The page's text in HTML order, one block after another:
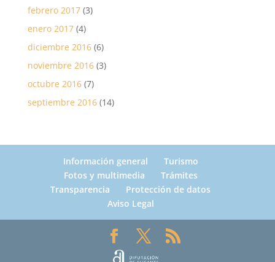
febrero 2017(3)
enero 2017(4)
diciembre 2016(6)
noviembre 2016(3)
octubre 2016(7)
septiembre 2016(14)
Información general
Turismo
Fotos y multimedia
Trámites
Transparencia
Protección de datos
Aviso Legal